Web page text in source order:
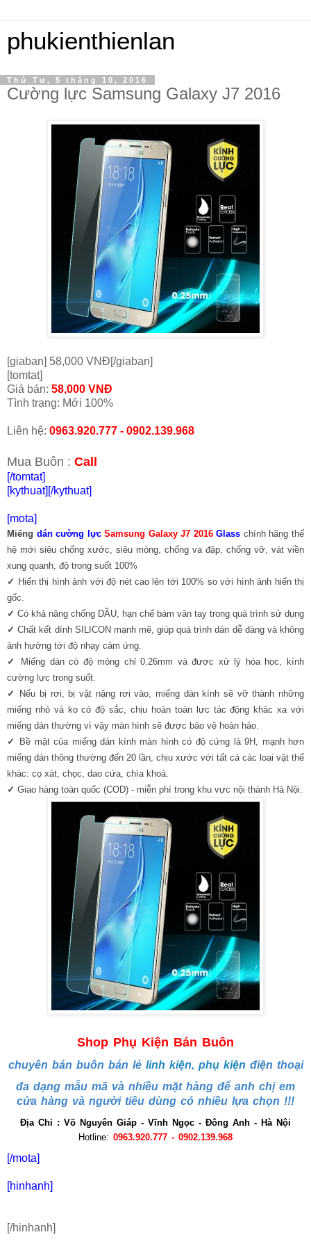
phukienthienlan
Thứ Tư, 5 tháng 10, 2016
Cường lực Samsung Galaxy J7 2016
[giaban] 58,000 VNĐ[/giaban]
[tomtat]
Giá bán: 58,000 VNĐ
Tình trạng: Mới 100%
Liên hệ: 0963.920.777 - 0902.139.968
Mua Buôn : Call
[/tomtat]
[kythuat] [/kythuat]
[mota]
Miếng dán cường lựcSamsung Galaxy J7 2016 Glass chính hãng thế
hệ mới siêu chống xước, siêu mỏng, chống va đập, chống vỡ, vát viền
xung quanh, độ trong suốt 100%
✓ Hiển thị hình ảnh với độ nét cao lên tới 100% so với hình ảnh hiển thị
gốc.
✓ Có khả năng chống DẦU, hạn chế bám vân tay trong quá trình sử dụng
✓Chất kết dính SILICON mạnh mẽ, giúp quá trình dán dễ dàng và không
ảnh hưởng tới độ nhạy cảm ứng.
✓
Miếng dán có độ mỏng chỉ 0.26mm và được xử lý hóa học, kính
cường lực trong suốt.
✓
Nếu bị rơi, bị vật nặng rơi vào, miếng dán kính sẽ vỡ thành những
miếng nhỏ và ko có độ sắc, chịu hoàn toàn lực tác động khác xa với
miếng dán thường vì vậy màn hình sẽ được bảo vệ hoàn hảo.
✓
Bề mặt của miếng dán kính màn hình có độ cứng là 9H, mạnh hơn
miếng dán thông thường đến 20 lần, chịu xước với tất cả các loại vật thể
khác: cọ xát, chọc, dao cứa, chìa khoá.
✓ Giao hàng toàn quốc (COD) - miễn phí trong khu vực nội thành Hà Nội.
Shop Phụ Kiện Bán Buôn
chuyên bán buôn bán lẻ linh kiện, phụ kiện điện thoại
đa dạng mẫu mã và nhiều mặt hàng để anh chị em
cửa hàng và người tiêu dùng có nhiều lựa chọn !!!
Địa Chỉ : Võ Nguyên Giáp - Vĩnh Ngọc - Đông Anh - Hà Nội
Hotline: 0963.920.777 - 0902.139.968
[/mota]
[hinhanh]
[/hinhanh]